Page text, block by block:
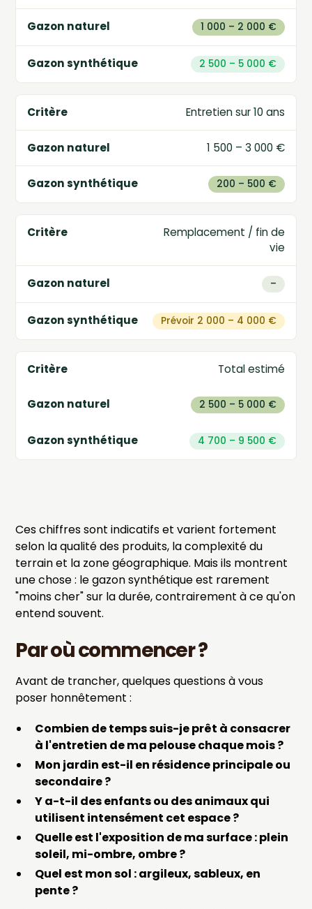
1 000 – 2 000 €
2 500 – 5 000 €
Entretien sur 10 ans
1 500 – 3 000 €
200 – 500 €
Remplacement / fin de
vie
–
Prévoir 2 000 – 4 000 €
Total estimé
2 500 – 5 000 €
4 700 – 9 500 €
Ces chiffres sont indicatifs et varient fortement
selon la qualité des produits, la complexité du
terrain et la zone géographique. Mais ils montrent
une chose : le gazon synthétique est rarement
"moins cher" sur la durée, contrairement à ce qu'on
entend souvent.
Par où commencer ?
Avant de trancher, quelques questions à vous
poser honnêtement :
Combien de temps suis-je prêt à consacrer
à l'entretien de ma pelouse chaque mois ?
Mon jardin est-il en résidence principale ou
secondaire ?
Y a-t-il des enfants ou des animaux qui
utilisent intensément cet espace ?
Quelle est l'exposition de ma surface : plein
soleil, mi-ombre, ombre ?
Quel est mon sol : argileux, sableux, en
pente ?